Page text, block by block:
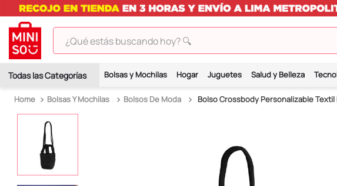
¿Qué estás buscando hoy? 🔍
Bolsas y Mochilas Hogar Juguetes Salud y Belleza
Bolsas Y Mochilas Bolsos De Moda Bolso Crossbody Personalizable Textil
2.
hello kitty